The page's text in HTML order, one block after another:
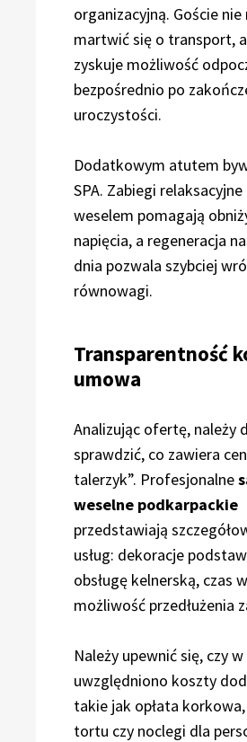
organizacyjną. Goście nie
martwić się o transport,
zyskuje możliwość
bezpośrednio po
uroczystości.
Dodatkowym atutem
SPA. Zabiegi relaksacyjne
weselem pomagają
napięcia, a regeneracja
dnia pozwala szybciej
równowagi.
Transparentność
umowa
Analizując ofertę, należy
sprawdzić, co zawiera
talerzyk”. Profesjonalne
weselne podkarpackie
przedstawiają
usług: dekoracje
obsługę kelnerską, czas
możliwość przedłużenia
Należy upewnić się, czy
uwzględniono koszty
takie jak opłata
tortu czy noclegi dla